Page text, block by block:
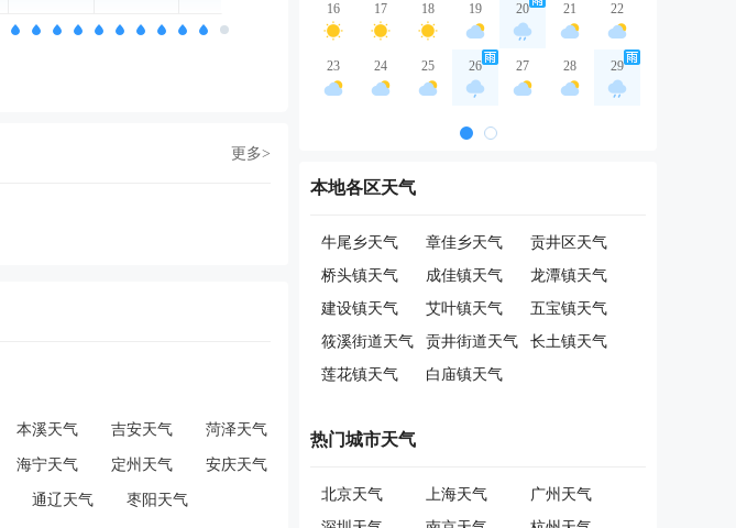
更多>
本溪天气 吉安天气 菏泽天气
海宁天气 定州天气 安庆天气
通辽天气 枣阳天气
16 17 18 19 20 21 22
23 24 25 26 27 28 29
本地各区天气
牛尾乡天气 章佳乡天气
贡井区天气
桥头镇天气
成佳镇天气
龙潭镇天气
建设镇天气
艾叶镇天气
五宝镇天气
筱溪街道天气
贡井街道天气
长土镇天气
莲花镇天气
白庙镇天气
热门城市天气
北京天气 上海天气
广州天气